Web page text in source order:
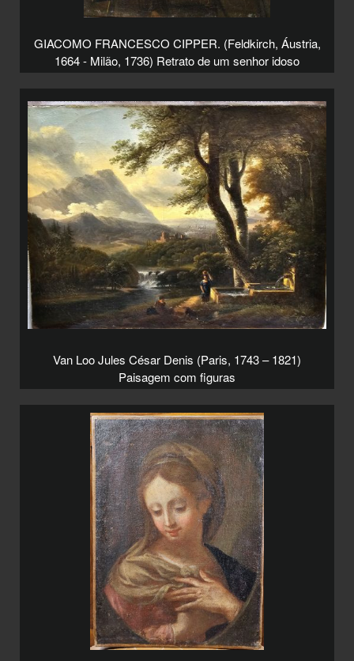
GIACOMO FRANCESCO CIPPER. (Feldkirch, Áustria,
1664 - Milão, 1736) Retrato de um senhor idoso
Van Loo Jules César Denis (Paris, 1743 – 1821)
Paisagem com figuras